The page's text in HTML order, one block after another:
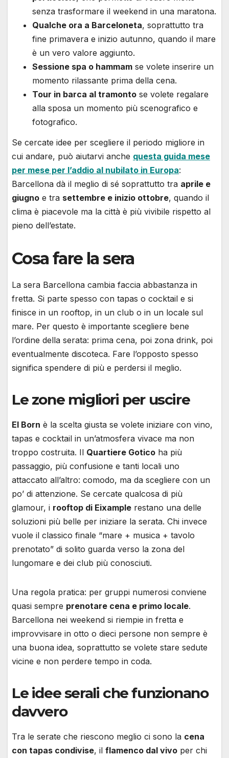
senza trasformare il weekend in una maratona.
Qualche ora a Barceloneta, soprattutto tra
fine primavera e inizio autunno, quando il mare
è un vero valore aggiunto.
Sessione spa o hammam se volete inserire un
momento rilassante prima della cena.
Tour in barca al tramonto se volete regalare
alla sposa un momento più scenografico e
fotografico.
Se cercate idee per scegliere il periodo migliore in
cui andare, può aiutarvi anche questa guida mese
per mese per l’addio al nubilato in Europa:
Barcellona dà il meglio di sé soprattutto tra aprile e
giugno e tra settembre e inizio ottobre, quando il
clima è piacevole ma la città è più vivibile rispetto al
pieno dell’estate.
Cosa fare la sera
La sera Barcellona cambia faccia abbastanza in
fretta. Si parte spesso con tapas o cocktail e si
finisce in un rooftop, in un club o in un locale sul
mare. Per questo è importante scegliere bene
l’ordine della serata: prima cena, poi zona drink, poi
eventualmente discoteca. Fare l’opposto spesso
significa spendere di più e perdersi il meglio.
Le zone migliori per uscire
El Born è la scelta giusta se volete iniziare con vino,
tapas e cocktail in un’atmosfera vivace ma non
troppo costruita. Il Quartiere Gotico ha più
passaggio, più confusione e tanti locali uno
attaccato all’altro: comodo, ma da scegliere con un
po’ di attenzione. Se cercate qualcosa di più
glamour, i rooftop di Eixample restano una delle
soluzioni più belle per iniziare la serata. Chi invece
vuole il classico finale “mare + musica + tavolo
prenotato” di solito guarda verso la zona del
lungomare e dei club più conosciuti.
Una regola pratica: per gruppi numerosi conviene
quasi sempre prenotare cena e primo locale.
Barcellona nei weekend si riempie in fretta e
improvvisare in otto o dieci persone non sempre è
una buona idea, soprattutto se volete stare sedute
vicine e non perdere tempo in coda.
Le idee serali che funzionano
davvero
Tra le serate che riescono meglio ci sono la cena
con tapas condivise, il flamenco dal vivo per chi